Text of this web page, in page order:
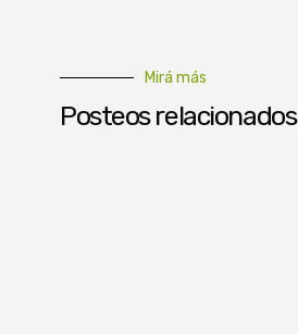
Mirá más
Posteos relacionados